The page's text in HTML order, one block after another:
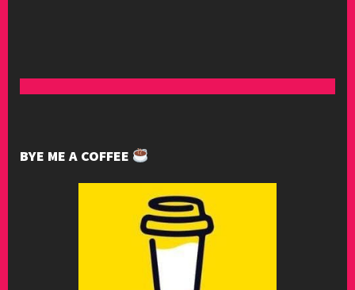
BYE ME A COFFEE